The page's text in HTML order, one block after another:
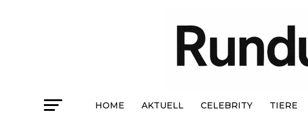
HOME AKTUELL CELEBRITY TIERE